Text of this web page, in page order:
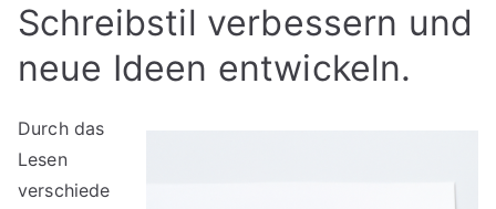
Schreibstil verbessern und
neue Ideen entwickeln.
Durch das
Lesen
verschiede